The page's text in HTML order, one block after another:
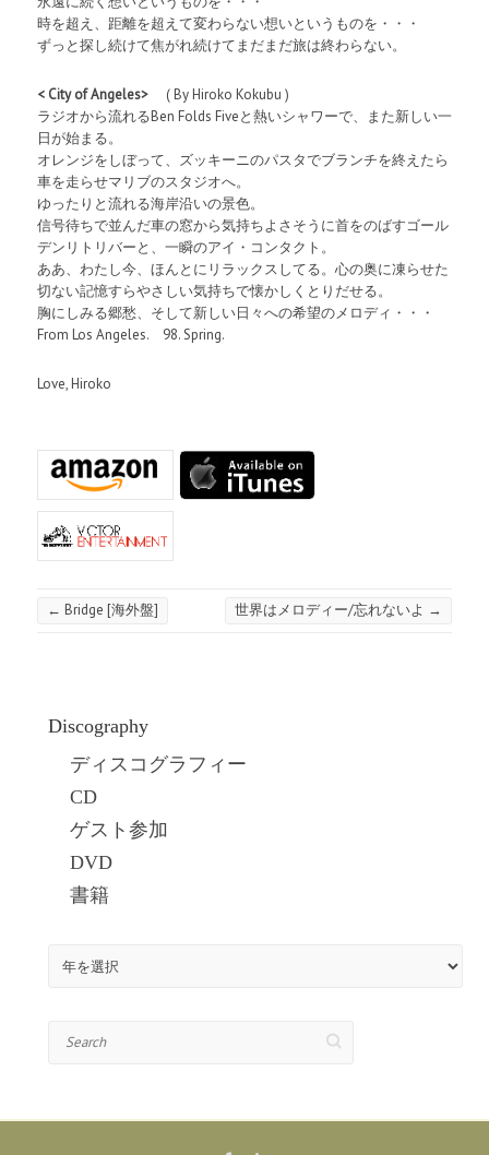
時を超え、距離を超えて変わらない想いというものを・・・
ずっと探し続けて焦がれ続けてまだまだ旅は終わらない。
< City of Angeles>( By Hiroko Kokubu )
ラジオから流れるBen Folds Fiveと熱いシャワーで、また新しい一
日が始まる。
オレンジをしぼって、ズッキーニのパスタでブランチを終えたら
車を走らせマリブのスタジオへ。
ゆったりと流れる海岸沿いの景色。
信号待ちで並んだ車の窓から気持ちよさそうに首をのばすゴール
デンリトリバーと、一瞬のアイ・コンタクト。
ああ、わたし今、ほんとにリラックスしてる。心の奥に凍らせた
切ない記憶すらやさしい気持ちで懐かしくとりだせる。
胸にしみる郷愁、そして新しい日々への希望のメロディ・・・
From Los Angeles. 98. Spring.
Love, Hiroko
← Bridge [海外盤] 世界はメロディー/忘れないよ →
Discography
ディスコグラフィー
CD
ゲスト参加
DVD
書籍